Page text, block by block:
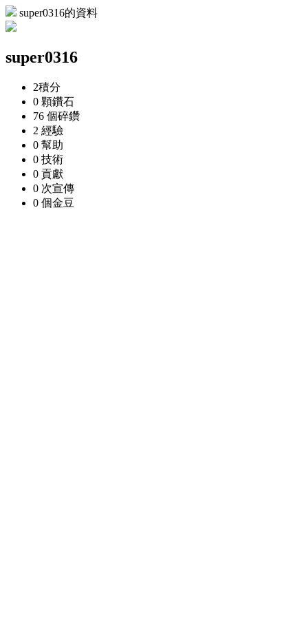
super0316的資料
super0316
2積分
0 顆鑽石
76 個碎鑽
2 經驗
0 幫助
0 技術
0 貢獻
0 次宣傳
0 個金豆